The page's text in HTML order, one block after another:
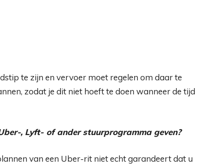
te zijn en vervoer moet regelen om daar te
zodat je dit niet hoeft te doen wanneer de tijd
, Lyft- of ander stuurprogramma geven?
van een Uber-rit niet echt garandeert dat u